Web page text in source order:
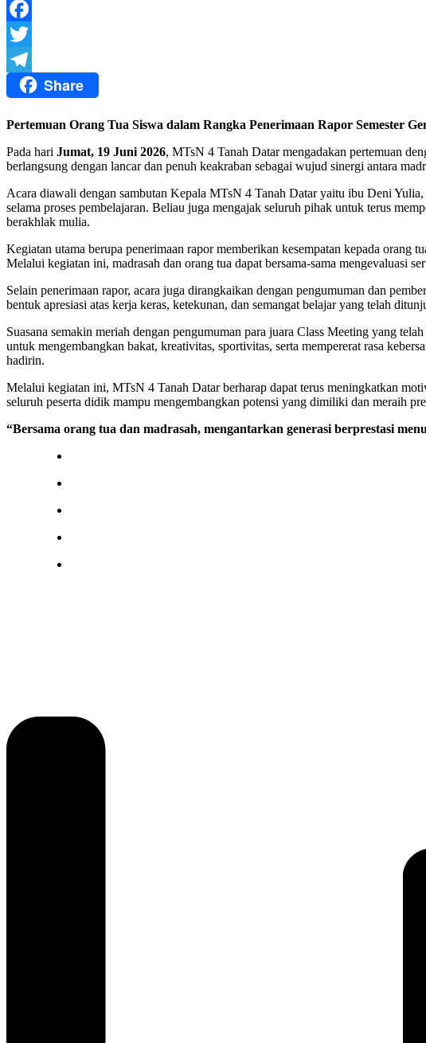
WhatsApp
Facebook
Twitter
TelegramShare
Pertemuan Orang Tua Siswa dalam Rangka Penerimaan Rapor Semester
Pada hari Jumat, 19 Juni 2026, MTsN 4 Tanah Datar mengadakan pertemuan
berlangsung dengan lancar dan penuh keakraban sebagai wujud sinergi antara
Acara diawali dengan sambutan Kepala MTsN 4 Tanah Datar yaitu ibu Deni
selama proses pembelajaran. Beliau juga mengajak seluruh pihak untuk terus
berakhlak mulia.
Kegiatan utama berupa penerimaan rapor memberikan kesempatan kepada orang
Melalui kegiatan ini, madrasah dan orang tua dapat bersama-sama mengevaluasi
Selain penerimaan rapor, acara juga dirangkaikan dengan pengumuman dan
bentuk apresiasi atas kerja keras, ketekunan, dan semangat belajar yang telah
Suasana semakin meriah dengan pengumuman para juara Class Meeting yang
untuk mengembangkan bakat, kreativitas, sportivitas, serta mempererat rasa
hadirin.
Melalui kegiatan ini, MTsN 4 Tanah Datar berharap dapat terus meningkatkan
seluruh peserta didik mampu mengembangkan potensi yang dimiliki dan meraih
“Bersama orang tua dan madrasah, mengantarkan generasi berprestasi